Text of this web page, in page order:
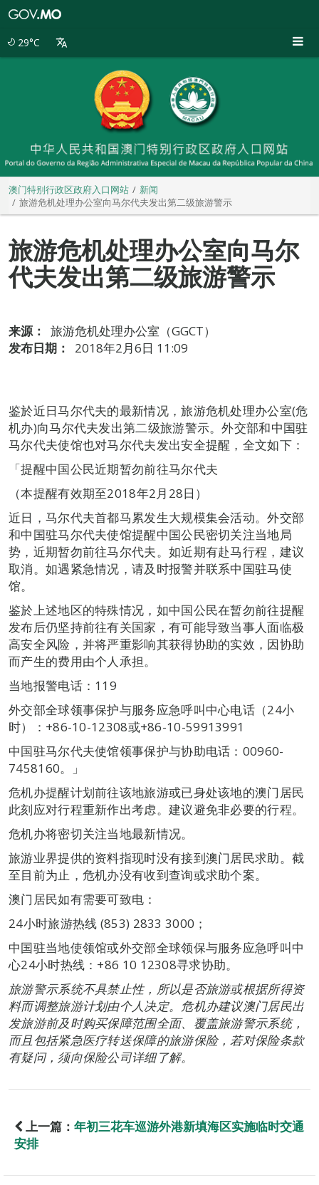
29°C
澳门特别行政区政府入口网站
新闻
旅游危机处理办公室向马尔代夫发出第二级旅游警示
旅游危机处理办公室向马尔
代夫发出第二级旅游警示
来源：
旅游危机处理办公室（GGCT）
发布日期：
2018年2月6日 11:09
鉴於近日马尔代夫的最新情况，旅游危机处理办公室(危
机办)向马尔代夫发出第二级旅游警示。外交部和中国驻
马尔代夫使馆也对马尔代夫发出安全提醒，全文如下：
「提醒中国公民近期暂勿前往马尔代夫
（本提醒有效期至2018年2月28日）
近日，马尔代夫首都马累发生大规模集会活动。外交部
和中国驻马尔代夫使馆提醒中国公民密切关注当地局
势，近期暂勿前往马尔代夫。如近期有赴马行程，建议
取消。如遇紧急情况，请及时报警并联系中国驻马使
馆。
鉴於上述地区的特殊情况，如中国公民在暂勿前往提醒
发布后仍坚持前往有关国家，有可能导致当事人面临极
高安全风险，并将严重影响其获得协助的实效，因协助
而产生的费用由个人承担。
当地报警电话：119
外交部全球领事保护与服务应急呼叫中心电话（24小
时）：+86-10-12308或+86-10-59913991
中国驻马尔代夫使馆领事保护与协助电话：00960-
7458160。」
危机办提醒计划前往该地旅游或已身处该地的澳门居民
此刻应对行程重新作出考虑。建议避免非必要的行程。
危机办将密切关注当地最新情况。
旅游业界提供的资料指现时没有接到澳门居民求助。截
至目前为止，危机办没有收到查询或求助个案。
澳门居民如有需要可致电：
24小时旅游热线 (853) 2833 3000；
中国驻当地使领馆或外交部全球领保与服务应急呼叫中
心24小时热线：+86 10 12308寻求协助。
旅游警示系统不具禁止性，所以是否旅游或根据所得资
料而调整旅游计划由个人决定。危机办建议澳门居民出
发旅游前及时购买保障范围全面、覆盖旅游警示系统，
而且包括紧急医疗转送保障的旅游保险，若对保险条款
有疑问，须向保险公司详细了解。
上一篇： 年初三花车巡游外港新填海区实施临时交通
安排